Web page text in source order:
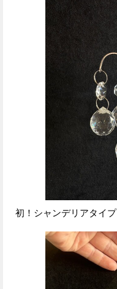
初！シャンデリアタイプ